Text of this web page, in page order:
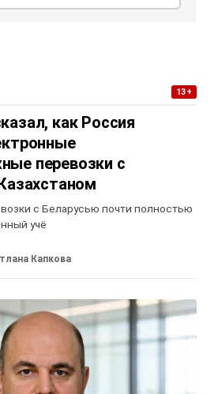
13+
как Россия
перевозки с
с Беларусью почти полностью
учё
Капкова